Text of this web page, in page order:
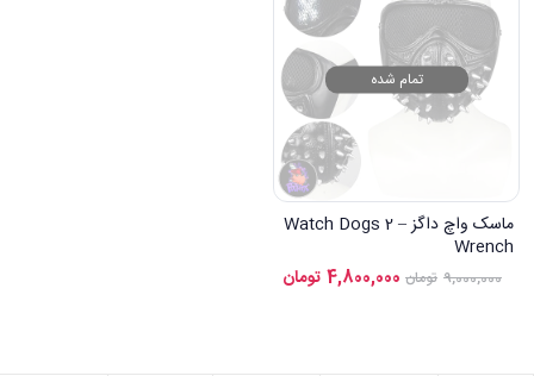
تمام شده
ماسک واچ داگز – Watch Dogs 2
Wrench
9,000,000 تومان 4,800,000 تومان